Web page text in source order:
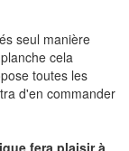
seul manière
cela
toutes les
d'en commander
fera plaisir à